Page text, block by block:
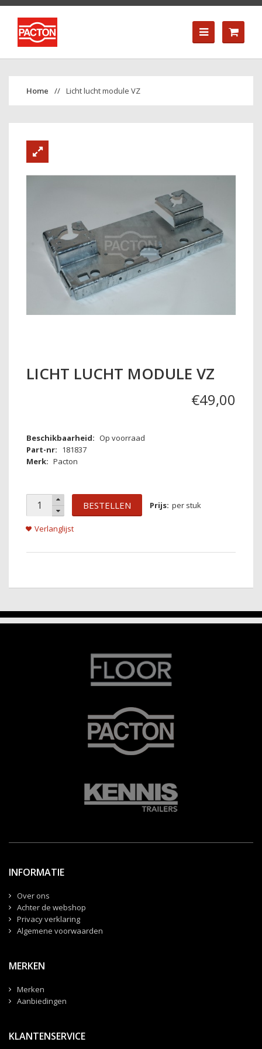
Licht lucht module VZ
LICHT LUCHT MODULE VZ
€49,00
Beschikbaarheid: Op voorraad
Part-nr: 181837
Merk: Pacton
BESTELLEN per stuk
Verlanglijst
INFORMATIE
Over ons
Achter de webshop
Privacy verklaring
Algemene voorwaarden
MERKEN
Merken
Aanbiedingen
KLANTENSERVICE